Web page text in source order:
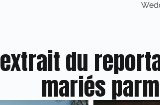
extrait du
mariés